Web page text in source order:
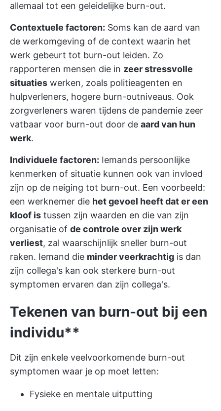
allemaal tot een geleidelijke burn-out.
Contextuele factoren: Soms kan de aard van
de werkomgeving of de context waarin het
werk gebeurt tot burn-out leiden. Zo
rapporteren mensen die in zeer stressvolle
situaties werken, zoals politieagenten en
hulpverleners, hogere burn-outniveaus. Ook
zorgverleners waren tijdens de pandemie zeer
vatbaar voor burn-out door de aard van hun
werk.
Individuele factoren: Iemands persoonlijke
kenmerken of situatie kunnen ook van invloed
zijn op de neiging tot burn-out. Een voorbeeld:
een werknemer die het gevoel heeft dat er een
kloof is tussen zijn waarden en die van zijn
organisatie of de controle over zijn werk
verliest, zal waarschijnlijk sneller burn-out
raken. Iemand die minder veerkrachtig is dan
zijn collega's kan ook sterkere burn-out
symptomen ervaren dan zijn collega's.
Tekenen van burn-out bij een
individu**
Dit zijn enkele veelvoorkomende burn-out
symptomen waar je op moet letten:
Fysieke en mentale uitputting